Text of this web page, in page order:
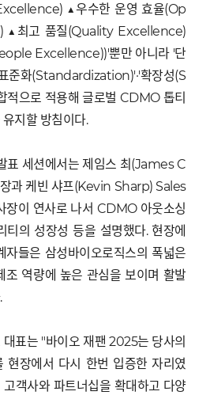
▲우수한 운영 효율(Op
▲최고 품질(Quality Excellence)
Excellence))'뿐만 아니라 '단
준화(Standardization)'·'확장성(S
으로 적용해 글로벌 CDMO 톱티
지할 방침이다.
표 세션에서는 제임스 최(James C
과 케빈 샤프(Kevin Sharp) Sales
이 연사로 나서 CDMO 아웃소싱
의 성장성 등을 설명했다. 현장에
자들은 삼성바이오로직스의 폭넓은
조 역량에 높은 관심을 보이며 활발
표는 "바이오 재팬 2025는 당사의
현장에서 다시 한번 입증한 자리였
객사와 파트너십을 확대하고 다양